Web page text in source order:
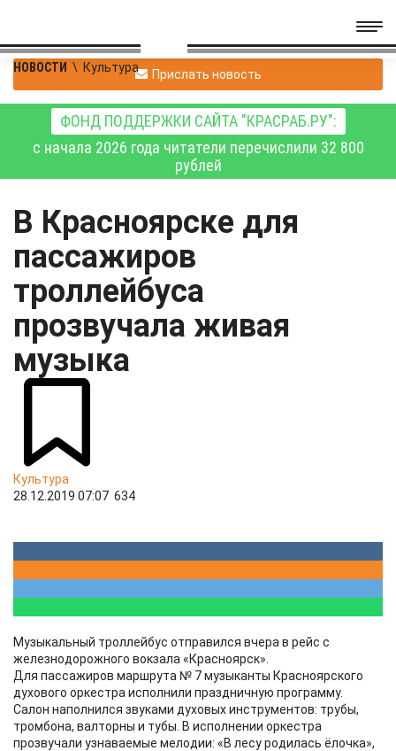
НОВОСТИ \ Культура Прислать новость
ФОНД ПОДДЕРЖКИ САЙТА "КРАСРАБ.РУ":
с начала 2026 года читатели перечислили 32 800
рублей
В Красноярске для
пассажиров
троллейбуса
прозвучала живая
музыка
Культура
28.12.2019 07:07 634
Музыкальный троллейбус отправился вчера в рейс с
железнодорожного вокзала «Красноярск».
Для пассажиров маршрута № 7 музыканты Красноярского
духового оркестра исполнили праздничную программу.
Салон наполнился звуками духовых инструментов: трубы,
тромбона, валторны и тубы. В исполнении оркестра
прозвучали узнаваемые мелодии: «В лесу родилась ёлочка»,